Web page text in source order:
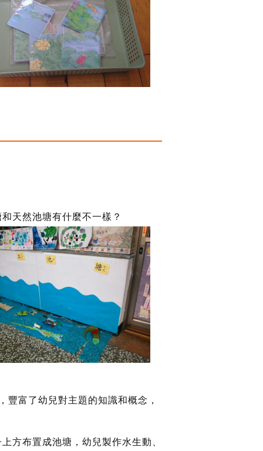
天然池塘有什麼不一樣？
豐富了幼兒對主題的知識和概念，
方布置成池塘，幼兒製作水生動、